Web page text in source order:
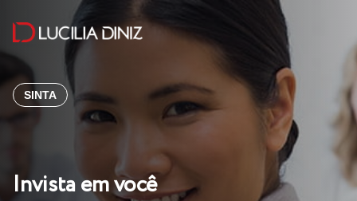
SINTA
Invista em você